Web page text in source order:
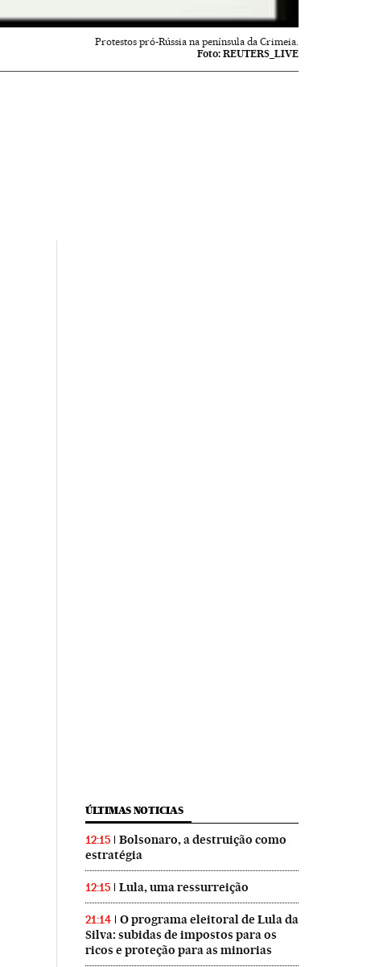
Protestos pró-Rússia na península da Crimeia.
Foto: REUTERS_LIVE
ÚLTIMAS NOTICIAS
12:15
Bolsonaro, a destruição como
estratégia
12:15 Lula, uma ressurreição
21:14
O programa eleitoral de Lula da
Silva: subidas de impostos para os
ricos e proteção para as minorias